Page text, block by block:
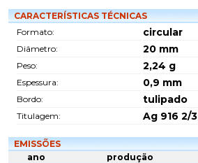
CARACTERÍSTICAS TÉCNICAS
Formato:
circular
Diâmetro: 20 mm
Peso: 2,24 g
Espessura: 0,9 mm
Bordo: tulipado
Titulagem: Ag 916 2/3
EMISSÕES
ano
produção